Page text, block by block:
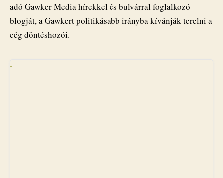
adó Gawker Media hírekkel és bulvárral foglalkozó
blogját, a Gawkert politikásabb irányba kívánják terelni a
cég döntéshozói.